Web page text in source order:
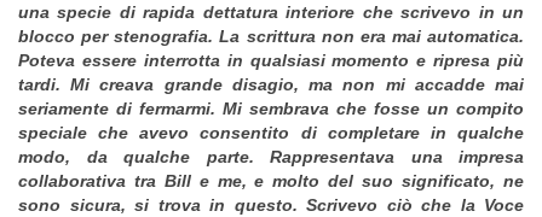
una specie di rapida dettatura interiore che scrivevo in un
blocco per stenografia. La scrittura non era mai automatica.
Poteva essere interrotta in qualsiasi momento e ripresa più
tardi. Mi creava grande disagio, ma non mi accadde mai
seriamente di fermarmi. Mi sembrava che fosse un compito
speciale che avevo consentito di completare in qualche
modo, da qualche parte. Rappresentava una impresa
collaborativa tra Bill e me, e molto del suo significato, ne
sono sicura, si trova in questo. Scrivevo ciò che la Voce